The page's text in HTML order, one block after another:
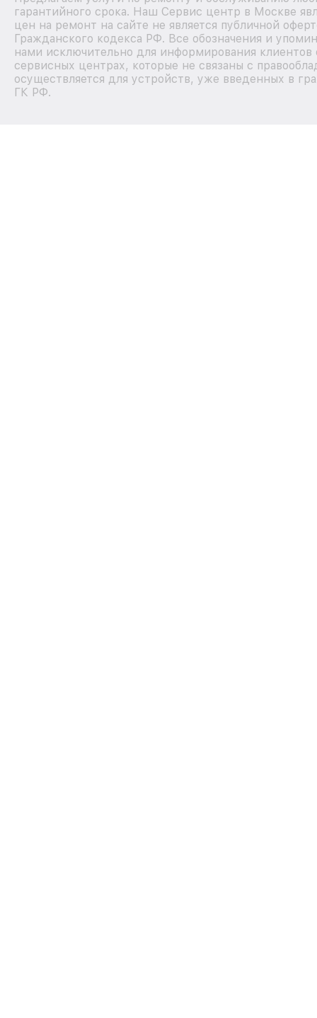
гарантийного срока. Наш Сервис центр в Москве
цен на ремонт на сайте не является публичной
Гражданского кодекса РФ. Все обозначения и
нами исключительно для информирования
сервисных центрах, которые не связаны с
осуществляется для устройств, уже введенных в
ГК РФ.